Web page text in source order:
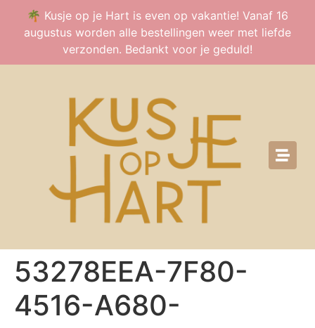
🌴 Kusje op je Hart is even op vakantie! Vanaf 16
augustus worden alle bestellingen weer met liefde
verzonden. Bedankt voor je geduld!
53278EEA-7F80-
4516-A680-